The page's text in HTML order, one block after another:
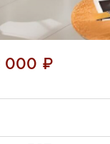
000 ₽